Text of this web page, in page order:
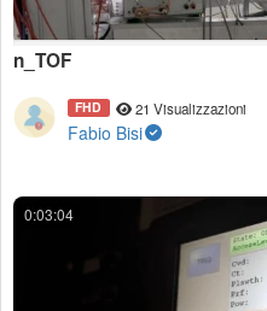
n_TOF
FHD 21 Visualizzazioni
Fabio Bisi
0:03:04